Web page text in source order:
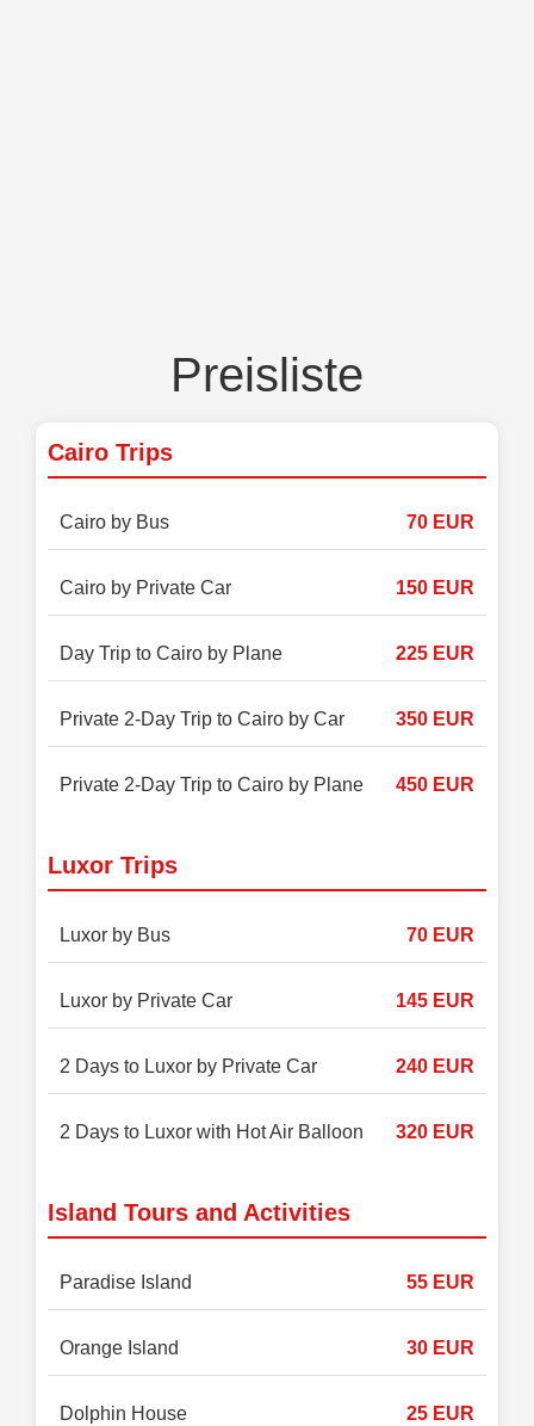
Preisliste
Cairo Trips
Cairo by Bus 70 EUR
Cairo by Private Car 150 EUR
Day Trip to Cairo by Plane 225 EUR
Private 2-Day Trip to Cairo by Car 350 EUR
Private 2-Day Trip to Cairo by Plane 450 EUR
Luxor Trips
Luxor by Bus 70 EUR
Luxor by Private Car 145 EUR
2 Days to Luxor by Private Car 240 EUR
2 Days to Luxor with Hot Air Balloon 320 EUR
Island Tours and Activities
Paradise Island 55 EUR
Orange Island 30 EUR
Dolphin House 25 EUR